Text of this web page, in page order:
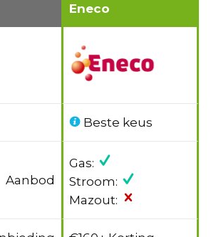
Eneco
Beste keus
Aanbod
Gas:
Stroom:
Mazout: